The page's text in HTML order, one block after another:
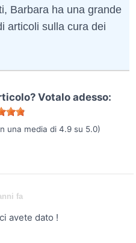
Barbara ha una grande
articoli sulla cura dei
Votalo adesso:
una media di 4.9su 5.0)
fa
avete dato !